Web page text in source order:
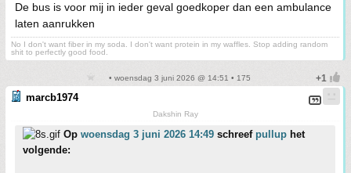
De bus is voor mij in ieder geval goedkoper dan een ambulance
laten aanrukken
No I don't want fiber in my soda. I don't want protein in my waffles. Stop adding random
shit to perfectly good food.
• woensdag 3 juni 2026 @ 14:51 • 175
marcb1974
Dakshin Ray
Op woensdag 3 juni 2026 14:49 schreef pullup het
volgende: